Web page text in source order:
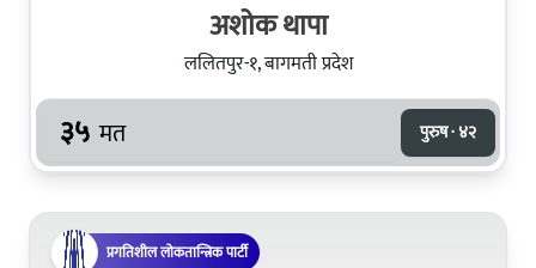
अशोक थापा
ललितपुर-१, बागमती प्रदेश
३५ मत पुरुष · ४२
प्रगतिशील लोकतान्त्रिक पार्टी